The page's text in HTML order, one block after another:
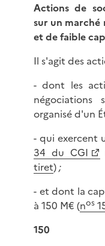
Actions de
sur un marché
et de faible
Il s'agit des
- dont les
négociations
organisé d'un
- qui exercent
34 du CGI
tiret);
- et dont la
à 150 M€ (nos
150